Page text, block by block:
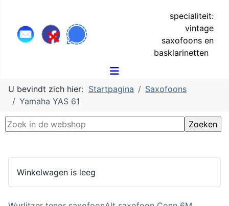
specialiteit:
vintage
saxofoons en
basklarinetten
U bevindt zich hier: Startpagina
Saxofoons
Yamaha YAS 61
Winkelwagen is leeg